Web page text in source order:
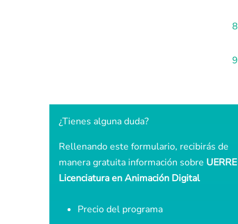
¿Tienes alguna duda?
Rellenando este formulario, recibirás de
manera gratuita información sobre UERRE
Licenciatura en Animación Digital
Precio del programa